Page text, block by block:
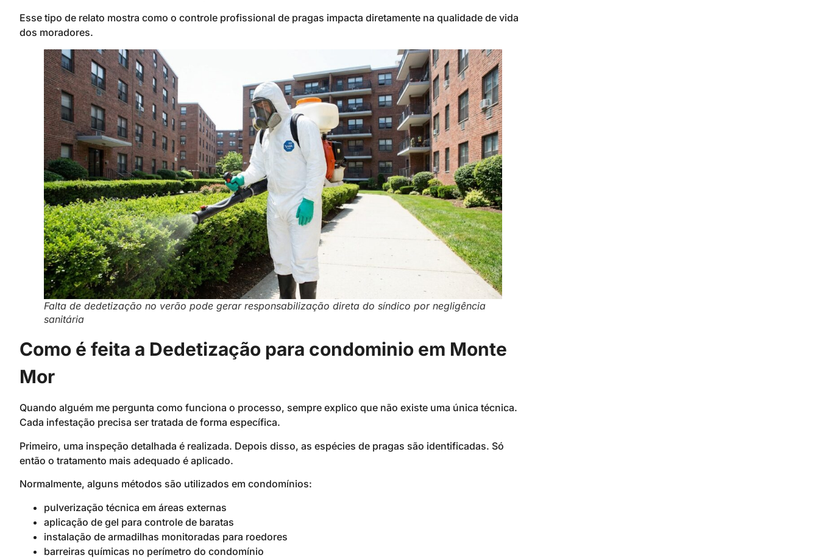
Esse tipo de relato mostra como o controle profissional de pragas impacta diretamente na qualidade de vida
dos moradores.
Falta de dedetização no verão pode gerar responsabilização direta do síndico por negligência
sanitária
Como é feita a Dedetização para condominio em Monte
Mor
Quando alguém me pergunta como funciona o processo, sempre explico que não existe uma única técnica.
Cada infestação precisa ser tratada de forma específica.
Primeiro, uma inspeção detalhada é realizada. Depois disso, as espécies de pragas são identificadas. Só
então o tratamento mais adequado é aplicado.
Normalmente, alguns métodos são utilizados em condomínios:
pulverização técnica em áreas externas
aplicação de gel para controle de baratas
instalação de armadilhas monitoradas para roedores
barreiras químicas no perímetro do condomínio